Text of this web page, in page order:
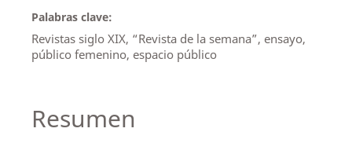
Palabras clave:
Revistas siglo XIX, “Revista de la semana”, ensayo,
público femenino, espacio público
Resumen